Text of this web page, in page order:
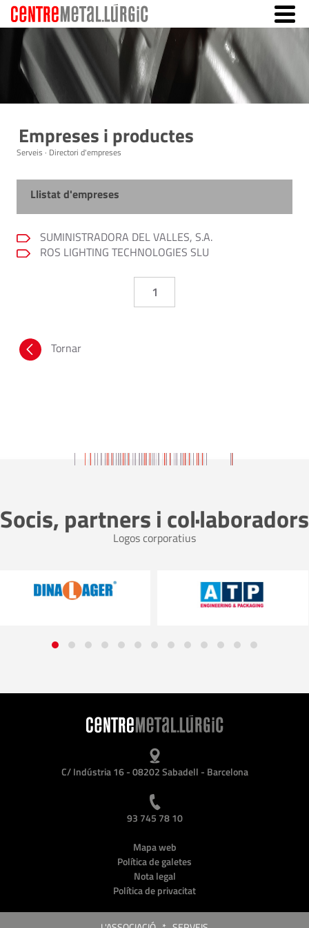
Empreses i productes
Serveis · Directori d'empreses
Llistat d'empreses
SUMINISTRADORA DEL VALLES, S.A.
ROS LIGHTING TECHNOLOGIES SLU
1
Tornar
Socis, partners i col·laboradors
Logos corporatius
C/ Indústria 16 - 08202 Sabadell - Barcelona
93 745 78 10
Mapa web
Política de galetes
Nota legal
Política de privacitat